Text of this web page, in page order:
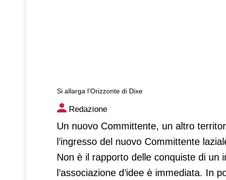
Si allarga l’Orizzonte di Dixe
Si allarga l’Orizzonte di Dixe
Redazione
Un nuovo Committente, un altro
l’ingresso del nuovo Committente
Non è il rapporto delle conquiste di un
l’associazione d’idee è immediata. In